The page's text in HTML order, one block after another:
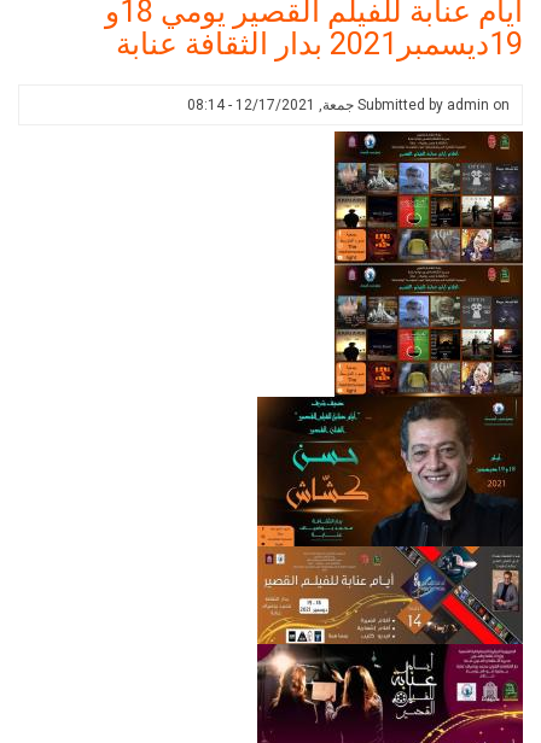
عنابة
للفيلم
يومي
18و
19ديسمبر2021
بدار
الثقافة
عنابة
أيام عنابة للفيلم القصير يومي 18و
19ديسمبر2021 بدار الثقافة عنابة
Submitted by admin on جمعة, 12/17/2021 - 08:14